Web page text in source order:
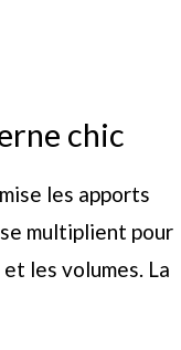
chic
les apports
multiplient pour
les volumes. La